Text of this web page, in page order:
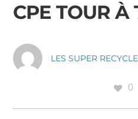
CPE TOUR À
LES SUPER
0